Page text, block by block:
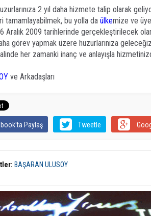
2 yıl daha hizmete talip olarak
tamamlayabilmek, bu yolla da ülkemize ve
Aralık 2009 tarihlerinde gerçekleştirilecek
görev yapmak üzere huzurlarınıza
her zamanki inanç ve anlayışla
ve Arkadaşları
Paylaş Tweetle
BAŞARAN ULUSOY